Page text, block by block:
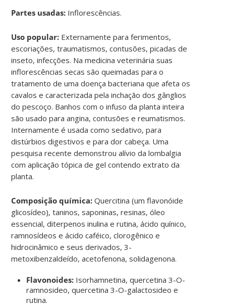
Partes usadas: Inflorescências.
Uso popular: Externamente para ferimentos,
escoriações, traumatismos, contusões, picadas de
inseto, infecções. Na medicina veterinária suas
inflorescências secas são queimadas para o
tratamento de uma doença bacteriana que afeta os
cavalos e caracterizada pela inchação dos gânglios
do pescoço. Banhos com o infuso da planta inteira
são usado para angina, contusões e reumatismos.
Internamente é usada como sedativo, para
distúrbios digestivos e para dor cabeça. Uma
pesquisa recente demonstrou alívio da lombalgia
com aplicação tópica de gel contendo extrato da
planta.
Composição química:Quercitina (um flavonóide
glicosídeo), taninos, saponinas, resinas, óleo
essencial, diterpenos inulina e rutina, ácido quínico,
ramnosídeos e ácido caféico, clorogênico e
hidrocinâmico e seus derivados, 3-
metoxibenzaldeído, acetofenona, solidagenona.
Flavonoides: Isorhamnetina, quercetina 3-O-
ramnosideo, quercetina 3-O-galactosideo e
rutina.